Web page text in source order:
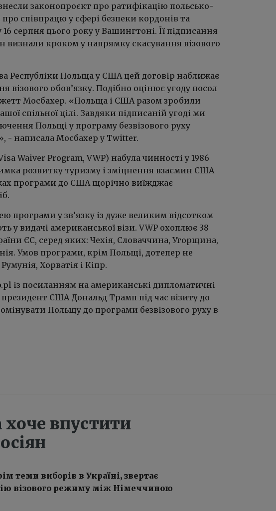
законопроєкт про ратифікацію польсько-
співпрацю у сфері безпеки кордонів та
16 серпня цього року у Вашингтоні. Її підписання
визнали кроком у напрямку скасування візового
Республіки Польща у США цей договір наближає
візового обов’язку. Подібно оцінює угоду посол
Мосбахер. «Польща і США разом зробили
спільної цілі. Завдяки підписаній угоді ми
Польщі у програму безвізового руху
- написала Мосбахер у Twitter.
Waiver Program, VWP) набула чинності у 1986
розвитку туризму і зміцнення взаємин США
програми до США щорічно виїжджає
програми у зв’язку із дуже великим відсотком
у видачі американської візи. VWP охоплює 38
ЄС, серед яких: Чехія, Словаччина, Угорщина,
Умов програми, крім Польщі, дотепер не
Хорватія і Кіпр.
із посиланням на американські дипломатичні
США Дональд Трамп під час візиту до
Польщу до програми безвізового руху в
впустити
теми виборів в Україні, звертає
візового режиму між Німеччиною